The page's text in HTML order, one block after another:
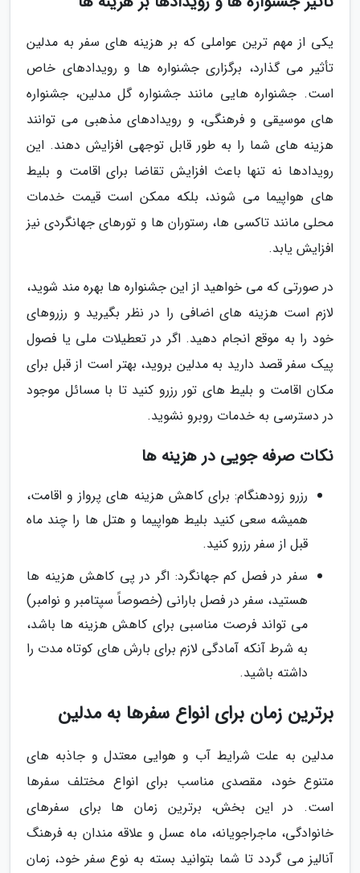
یکی از مهم ترین عواملی که بر هزینه های سفر به مدلین
تأثیر می گذارد، برگزاری جشنواره ها و رویدادهای خاص
است. جشنواره هایی مانند جشنواره گل مدلین، جشنواره
های موسیقی و فرهنگی، و رویدادهای مذهبی می توانند
هزینه های شما را به طور قابل توجهی افزایش دهند. این
رویدادها نه تنها باعث افزایش تقاضا برای اقامت و بلیط
های هواپیما می شوند، بلکه ممکن است قیمت خدمات
محلی مانند تاکسی ها، رستوران ها و تورهای جهانگردی نیز
افزایش یابد.
در صورتی که می خواهید از این جشنواره ها بهره مند شوید،
لازم است هزینه های اضافی را در نظر بگیرید و رزروهای
خود را به موقع انجام دهید. اگر در تعطیلات ملی یا فصول
پیک سفر قصد دارید به مدلین بروید، بهتر است از قبل برای
مکان اقامت و بلیط های تور رزرو کنید تا با مسائل موجود
در دسترسی به خدمات روبرو نشوید.
نکات صرفه جویی در هزینه ها
رزرو زودهنگام: برای کاهش هزینه های پرواز و اقامت،
همیشه سعی کنید بلیط هواپیما و هتل ها را چند ماه
قبل از سفر رزرو کنید.
سفر در فصل کم جهانگرد: اگر در پی کاهش هزینه ها
هستید، سفر در فصل بارانی (خصوصاً سپتامبر و نوامبر)
می تواند فرصت مناسبی برای کاهش هزینه ها باشد،
به شرط آنکه آمادگی لازم برای بارش های کوتاه مدت را
داشته باشید.
برترین زمان برای انواع سفرها به مدلین
مدلین به علت شرایط آب و هوایی معتدل و جاذبه های
متنوع خود، مقصدی مناسب برای انواع مختلف سفرها
است. در این بخش، برترین زمان ها برای سفرهای
خانوادگی، ماجراجویانه، ماه عسل و علاقه مندان به فرهنگ
آنالیز می گردد تا شما بتوانید بسته به نوع سفر خود، زمان